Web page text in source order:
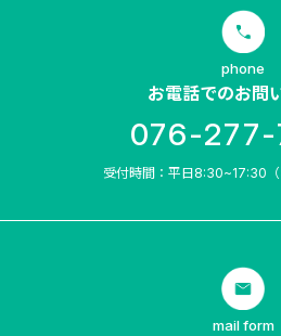
phone
お電話でのお問
076-
受付時間：平日8:30~17:30（
mail form